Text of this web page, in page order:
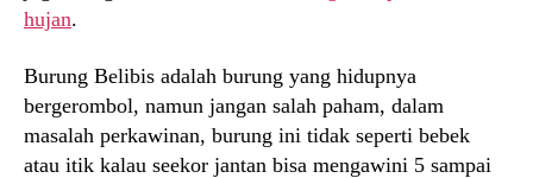
hujan.
Burung Belibis adalah burung yang hidupnya
bergerombol, namun jangan salah paham, dalam
masalah perkawinan, burung ini tidak seperti bebek
atau itik kalau seekor jantan bisa mengawini 5 sampai